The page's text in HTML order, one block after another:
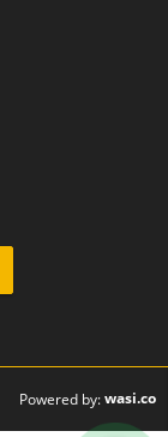
Powered by:wasi.co